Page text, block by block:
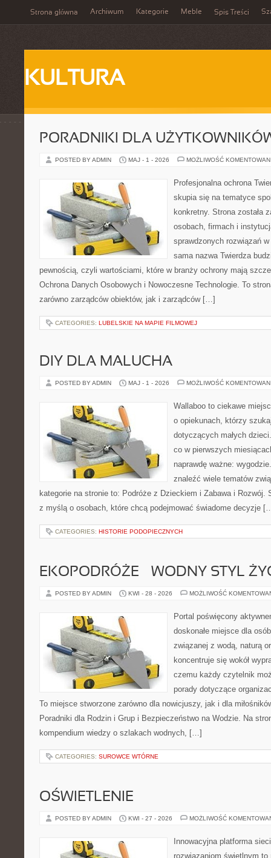
Strona główna Archiwum Kategorie Meble Spis Treści
KULTURA
PORADNIKI DLA
POSTED BY ADMIN MAJ - 1 - 2026 MOŻLIWOŚĆ
Profesjonalna ochrona
skupia się na tematyce
konkretny. Strona została
osobach, firmach i
sprawdzonych rozwiązań
sama nazwa Twierdza
pewnością, czyli wartościami, które w branży ochrony mają
Ochrona Danych Osobowych i Nowoczesne Technologie. To
zarówno zarządców obiektów, jak i zarządców […]
CATEGORIES: LUBELSKIE NA MAPIE FILMOWEJ
DIY DLA MALUCHA
POSTED BY ADMIN MAJ - 1 - 2026 MOŻLIWOŚĆ
Wallaboo to ciekawe
o opiekunach, którzy
dotyczących małych
co w pierwszych
naprawdę ważne:
znaleźć wiele tematów
kategorie na stronie to: Podróże z Dzieckiem i Zabawa i Rozwój.
z myślą o osobach, które chcą podejmować świadome decyzje
CATEGORIES: HISTORIE PODOPIECZNYCH
EKOPODRÓŻE – WODNY STYL
POSTED BY ADMIN KWI - 28 - 2026 MOŻLIWOŚĆ
Portal poświęcony
doskonałe miejsce dla
związanej z wodą, naturą
koncentruje się wokół
czemu każdy czytelnik
porady dotyczące
To miejsce stworzone zarówno dla nowicjuszy, jak i dla
Poradniki dla Rodzin i Grup i Bezpieczeństwo na Wodzie. Na
kompendium wiedzy o szlakach wodnych, […]
CATEGORIES: SUROWCE WTÓRNE
OŚWIETLENIE
POSTED BY ADMIN KWI - 27 - 2026 MOŻLIWOŚĆ
Innowacyjna platforma
rozwiązaniom świetlnym